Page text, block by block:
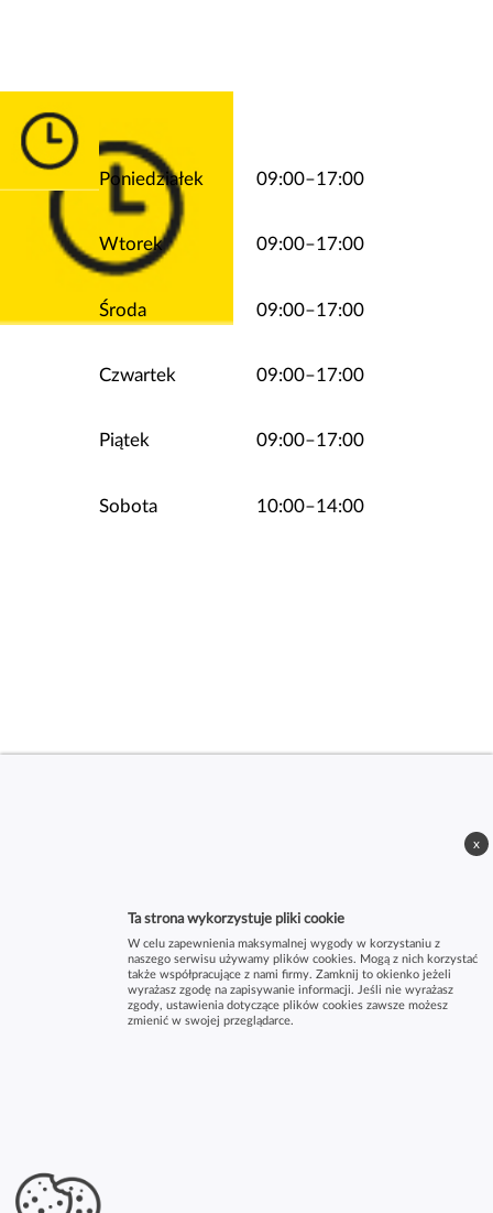
Poniedziałek 09:00–17:00
Wtorek 09:00–17:00
Środa 09:00–17:00
Czwartek 09:00–17:00
Piątek 09:00–17:00
Sobota 10:00–14:00
Ta strona wykorzystuje pliki cookie
W celu zapewnienia maksymalnej wygody w korzystaniu z
naszego serwisu używamy plików cookies. Mogą z nich korzystać
także współpracujące z nami firmy. Zamknij to okienko jeżeli
wyrażasz zgodę na zapisywanie informacji. Jeśli nie wyrażasz
zgody, ustawienia dotyczące plików cookies zawsze możesz
zmienić w swojej przeglądarce.
x